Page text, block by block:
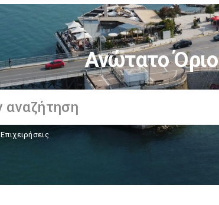
Ανώτατο Όριο
Επιχειρήσεις